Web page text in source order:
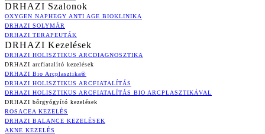
DRHAZI Szalonok
OXYGEN NAPHEGY ANTI AGE BIOKLINIKA
DRHAZI SOLYMÁR
DRHAZI TERAPEUTÁK
DRHAZI Kezelések
DRHAZI HOLISZTIKUS ARCDIAGNOSZTIKA
DRHAZI arcfiatalító kezelések
DRHAZI Bio Arcplasztika®
DRHAZI HOLISZTIKUS ARCFIATALÍTÁS
DRHAZI HOLISZTIKUS ARCFIATALÍTÁS BIO ARCPLASZTIKÁVAL
DRHAZI bőrgyógyító kezelések
ROSACEA KEZELÉS
DRHAZI BALANCE KEZELÉSEK
AKNE KEZELÉS